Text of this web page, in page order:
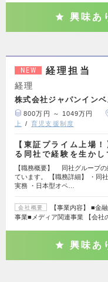
興味あ
NEW 経理担当
経理
株式会社ジャパンイン
800万円 ～ 1049万円
上
育児支援制度
【東証プライム上場
る同社で経験を生か
【職務概要】 同社グループの
ています。 【職務詳細】 ・同
実務 ・日本型オペ…
会社概要
【事業内容】 ■金
事業■メディア関連事業 【会社
興味あ